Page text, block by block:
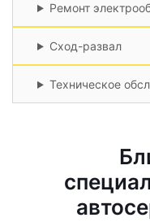
Ремонт
Сход-развал
Техническое